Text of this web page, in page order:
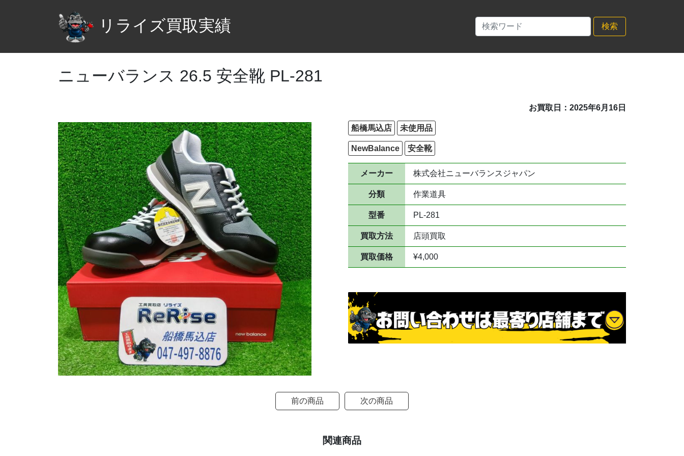
リライズ買取実績 検索
ニューバランス 26.5 安全靴 PL-281
お買取日：2025年6月16日
船橋馬込店 未使用品
NewBalance 安全靴
メーカー 株式会社ニューバランスジャパン
分類 作業道具
型番 PL-281
買取方法 店頭買取
買取価格 ¥4,000
前の商品 次の商品
関連商品